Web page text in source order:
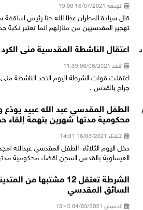
الجمعة 16/07/2021 19:00
قال سيادة المطران عطا الله حنا رئيس
تهجير المقدسيين من منازلهم انما تعتبر
اعتقال الناشطة المقدسية منى
الأحد 06/06/2021 11:39
اعتقلت قوات الشرطة اليوم الاحد الناشطة
جراح بالقدس .
الطفل المقدسي عبد الله عبيد
محكومية مدتها شهرين بتهمة إلقاء
الثلاثاء 16/03/2021 14:31
العيساوية بالقدس السجن لقضاء محكومية
الشرطة تعتقل 12 مشتبها
السائق المقدسي
الخميس 04/03/2021 13:40